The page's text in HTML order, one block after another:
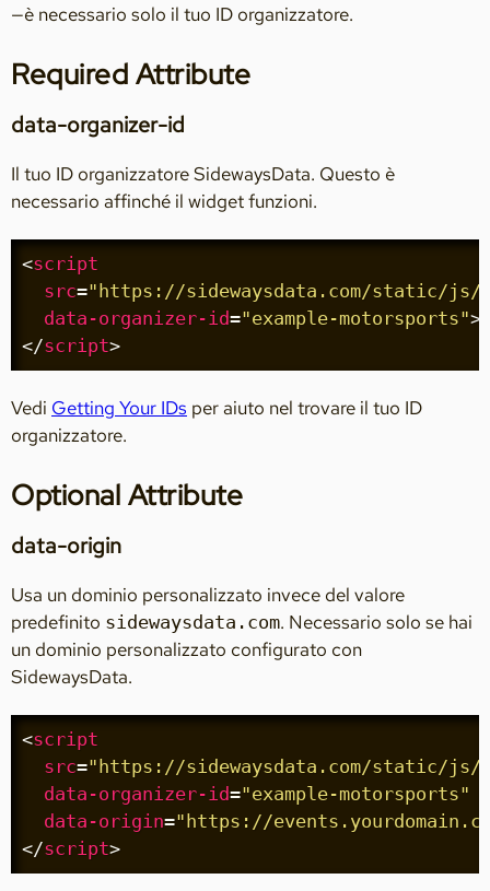
—è necessario solo il tuo ID organizzatore.
Required Attribute
data-organizer-id
Il tuo ID organizzatore SidewaysData. Questo è
necessario affinché il widget funzioni.
<script
src="https://sidewaysdata.com/static/js/
data-organizer-id="example-motorsports">
</script>
Vedi Getting Your IDs per aiuto nel trovare il tuo ID
organizzatore.
Optional Attribute
data-origin
Usa un dominio personalizzato invece del valore
predefinito sidewaysdata.com. Necessario solo se hai
un dominio personalizzato configurato con
SidewaysData.
<script
src="https://sidewaysdata.com/static/js/
data-organizer-id="example-motorsports"
data-origin="https://
</script>